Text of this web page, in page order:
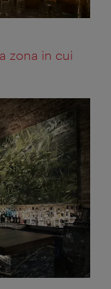
zona in cui